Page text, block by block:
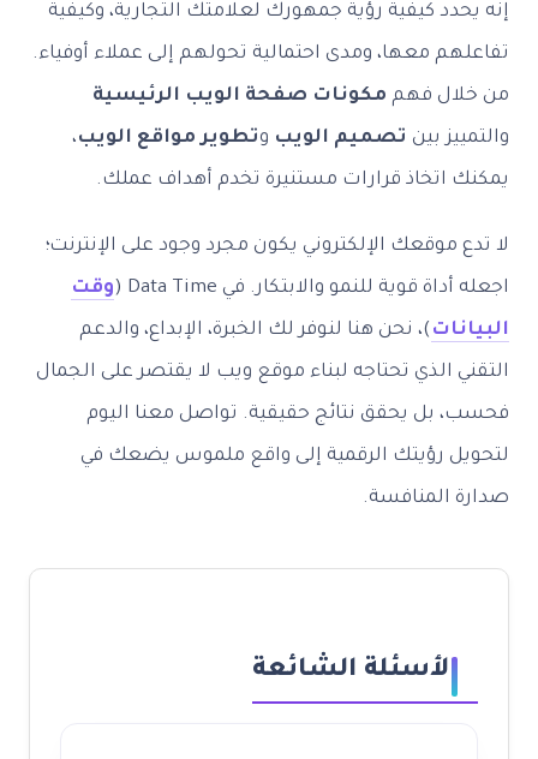
إنه يحدد كيفية رؤية جمهورك لعلامتك التجارية، وكيفية
تفاعلهم معها، ومدى احتمالية تحولهم إلى عملاء أوفياء.
من خلال فهم مكونات صفحة الويب الرئيسية
والتمييز بين تصميم الويب وتطوير مواقع الويب،
يمكنك اتخاذ قرارات مستنيرة تخدم أهداف عملك.
لا تدع موقعك الإلكتروني يكون مجرد وجود على الإنترنت؛
اجعله أداة قوية للنمو والابتكار. في Data Time ( وقت
البيانات )، نحن هنا لنوفر لك الخبرة، الإبداع، والدعم
التقني الذي تحتاجه لبناء موقع ويب لا يقتصر على الجمال
فحسب، بل يحقق نتائج حقيقية. تواصل معنا اليوم
لتحويل رؤيتك الرقمية إلى واقع ملموس يضعك في
صدارة المنافسة.
الأسئلة الشائعة